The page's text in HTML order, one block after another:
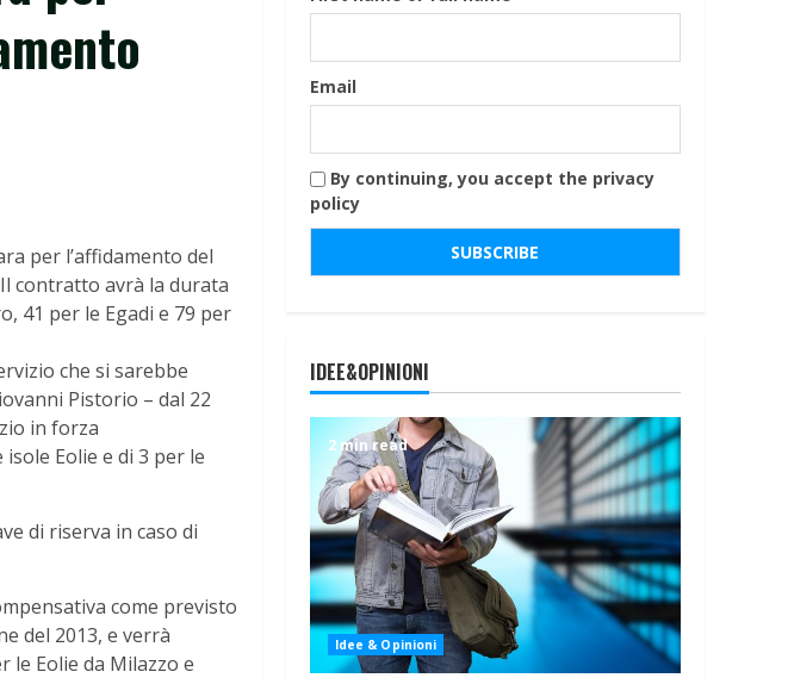
per l’affidamento del
contratto avrà la durata
41 per le Egadi e 79 per
che si sarebbe
Pistorio – dal 22
in forza
Eolie e di 3 per le
di riserva in caso di
come previsto
del 2013, e verrà
le Eolie da Milazzo e
Email
By continuing, you accept the privacy
policy
IDEE&OPINIONI
2 min read
Idee & Opinioni